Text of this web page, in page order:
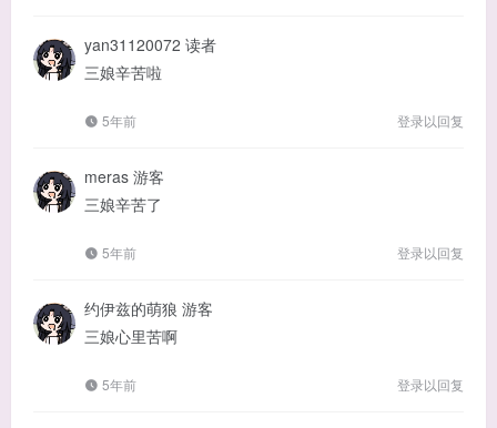
yan31120072 读者
三娘辛苦啦
5年前 登录以回复
meras 游客
三娘辛苦了
5年前 登录以回复
约伊兹的萌狼 游客
三娘心里苦啊
5年前 登录以回复